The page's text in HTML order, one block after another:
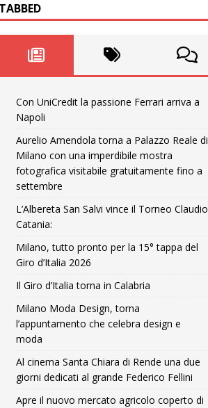
TABBED
Con UniCredit la passione Ferrari arriva a
Napoli
Aurelio Amendola torna a Palazzo Reale di
Milano con una imperdibile mostra
fotografica visitabile gratuitamente fino a
settembre
L’Albereta San Salvi vince il Torneo Claudio
Catania:
Milano, tutto pronto per la 15° tappa del
Giro d’Italia 2026
Il Giro d’Italia torna in Calabria
Milano Moda Design, torna
l’appuntamento che celebra design e
moda
Al cinema Santa Chiara di Rende una due
giorni dedicati al grande Federico Fellini
Apre il nuovo mercato agricolo coperto di